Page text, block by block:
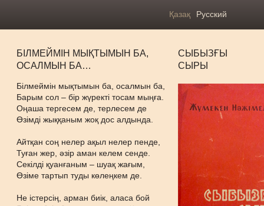
Қазақ Русский
БІЛМЕЙМІН МЫҚТЫМЫН БА,
ОСАЛМЫН БА…
Білмеймін мықтымын ба, осалмын ба,
Барым сол – бір жүректі тосам мыңға.
Оңаша тергесем де, терлесем де
Өзімді жыққаным жоқ дос алдында.
Айтқан соң нелер ақыл нелер пенде,
Туған жер, әзір аман келем сенде.
Секілді қуанғаным – шуақ жағым,
Өзіме тартып туды көлеңкем де.
Не істерсің, арман биік, аласа бой
СЫБЫЗҒЫ
СЫРЫ